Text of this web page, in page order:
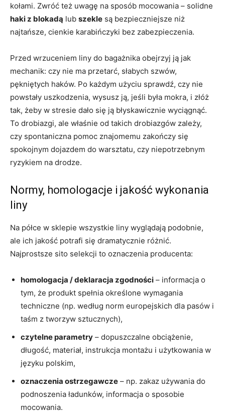
kołami. Zwróć też uwagę na sposób mocowania – solidne
haki z blokadą lub szekle są bezpieczniejsze niż
najtańsze, cienkie karabińczyki bez zabezpieczenia.
Przed wrzuceniem liny do bagażnika obejrzyj ją jak
mechanik: czy nie ma przetarć, słabych szwów,
pękniętych haków. Po każdym użyciu sprawdź, czy nie
powstały uszkodzenia, wysusz ją, jeśli była mokra, i złóż
tak, żeby w stresie dało się ją błyskawicznie wyciągnąć.
To drobiazgi, ale właśnie od takich drobiazgów zależy,
czy spontaniczna pomoc znajomemu zakończy się
spokojnym dojazdem do warsztatu, czy niepotrzebnym
ryzykiem na drodze.
Normy, homologacje i jakość wykonania
liny
Na półce w sklepie wszystkie liny wyglądają podobnie,
ale ich jakość potrafi się dramatycznie różnić.
Najprostsze sito selekcji to oznaczenia producenta:
homologacja / deklaracja zgodności – informacja o
tym, że produkt spełnia określone wymagania
techniczne (np. według norm europejskich dla pasów i
taśm z tworzyw sztucznych),
czytelne parametry – dopuszczalne obciążenie,
długość, materiał, instrukcja montażu i użytkowania w
języku polskim,
oznaczenia ostrzegawcze – np. zakaz używania do
podnoszenia ładunków, informacja o sposobie
mocowania.